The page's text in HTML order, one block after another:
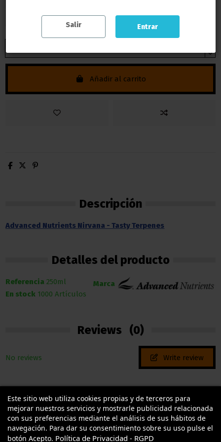
Añadir al carrito
Descripción
Advanced Nutrients Nirvana - Tasty Terpenes
Detalles del producto
Marca
Referencia 250ml
En stock 1000 Artículos
Reviews (0)
No reviews Write review
Salir Entrar
Este sitio web utiliza cookies propias y de terceros para
mejorar nuestros servicios y mostrarle publicidad relacionada
con sus preferencias mediante el análisis de sus hábitos de
navegación. Para dar su consentimiento sobre su uso pulse el
botón Acepto. Política de Privacidad - RGPD